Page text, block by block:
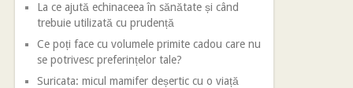
La ce ajută echinaceea în sănătate și când
trebuie utilizată cu prudență
Ce poți face cu volumele primite cadou care nu
se potrivesc preferințelor tale?
Suricata: micul mamifer deșertic cu o viață